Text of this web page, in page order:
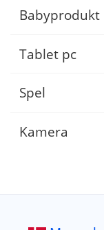
Babyprodukt
Tablet pc
Spel
Kamera